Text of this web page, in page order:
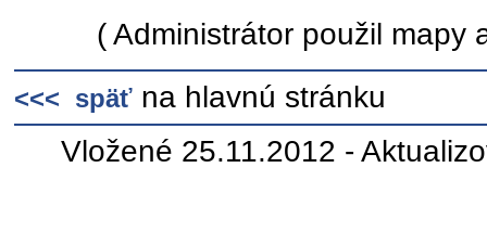
( Administrátor použil mapy
<<< späť na hlavnú stránku
Vložené 25.11.2012 -